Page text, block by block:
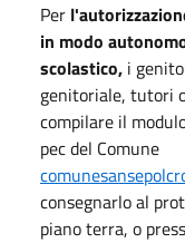
Per l'
in modo
scolastico, i
genitoriale, tutori
compilare il
pec del Comune
consegnarlo al
piano terra, o